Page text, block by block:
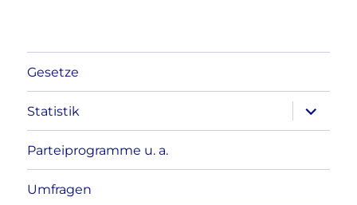
Gesetze
Statistik
anzeigen
Parteiprogramme u. a.
Umfragen